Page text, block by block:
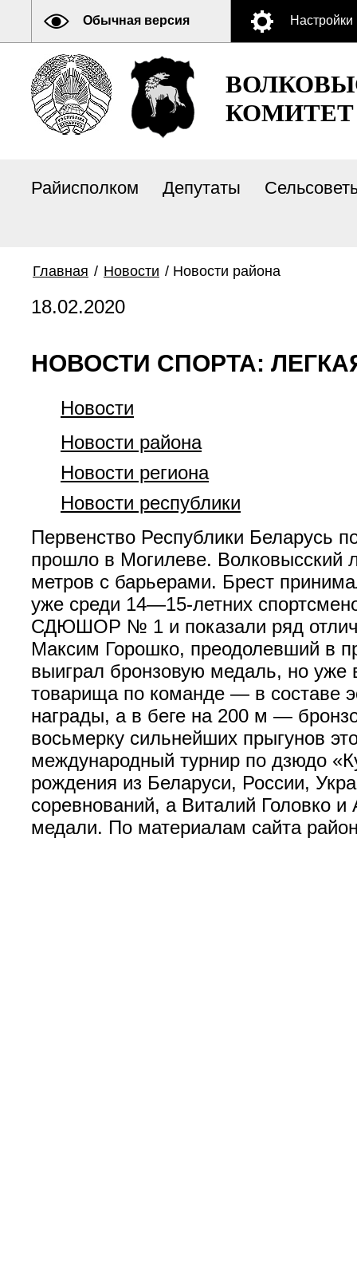
Обычная версия Настройки
КОМИТЕТ
Райисполком Депутаты
Главная / Новости / Новости района
18.02.2020
НОВОСТИ СПОРТА:
Новости
Новости района
Новости региона
Новости республики
Первенство Республики Беларусь
прошло в Могилеве. Волковысский
метров с барьерами. Брест
уже среди 14—15-летних
СДЮШОР № 1 и показали ряд
Максим Горошко, преодолевший в
выиграл бронзовую медаль, но уже
товарища по команде — в составе
награды, а в беге на 200 м —
восьмерку сильнейших прыгунов
международный турнир по дзюдо
рождения из Беларуси, России,
соревнований, а Виталий Головко
медали. По материалам сайта